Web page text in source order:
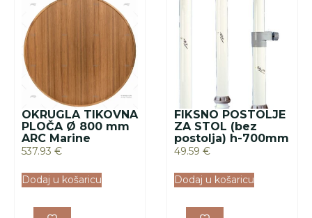
OKRUGLA TIKOVNA
PLOČA Ø 800 mm
ARC Marine
537.93 €
Dodaj u košaricu
FIKSNO POSTOLJE
ZA STOL (bez
postolja) h-700mm
49.59 €
Dodaj u košaricu